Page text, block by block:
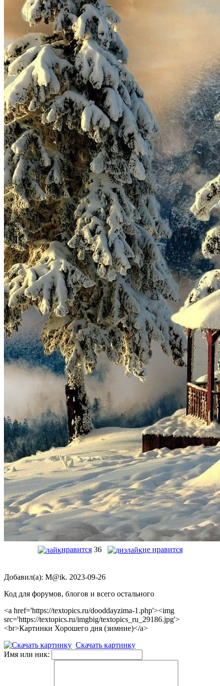
нравится 36 не нравится
Добавил(а): M@ik. 2023-09-26
Код для форумов, блогов и всего остального
<a href='https://textopics.ru/dooddayzima-1.php'><img
src='https://textopics.ru/imgbig/textopics_ru_29186.jpg'>
<br>Картинки Хорошего дня (зимние)</a>
Скачать картинку
Имя или ник: